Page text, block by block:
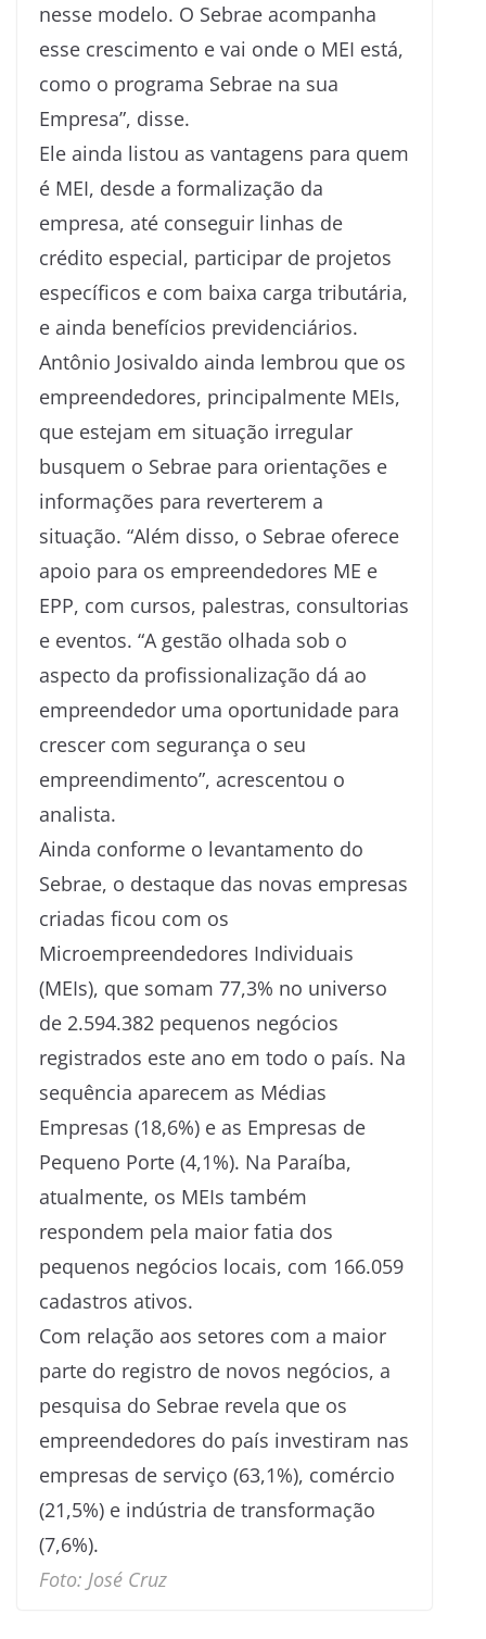
nesse modelo. O Sebrae acompanha
esse crescimento e vai onde o MEI está,
como o programa Sebrae na sua
Empresa”, disse.
Ele ainda listou as vantagens para quem
é MEI, desde a formalização da
empresa, até conseguir linhas de
crédito especial, participar de projetos
específicos e com baixa carga tributária,
e ainda benefícios previdenciários.
Antônio Josivaldo ainda lembrou que os
empreendedores, principalmente MEIs,
que estejam em situação irregular
busquem o Sebrae para orientações e
informações para reverterem a
situação. “Além disso, o Sebrae oferece
apoio para os empreendedores ME e
EPP, com cursos, palestras, consultorias
e eventos. “A gestão olhada sob o
aspecto da profissionalização dá ao
empreendedor uma oportunidade para
crescer com segurança o seu
empreendimento”, acrescentou o
analista.
Ainda conforme o levantamento do
Sebrae, o destaque das novas empresas
criadas ficou com os
Microempreendedores Individuais
(MEIs), que somam 77,3% no universo
de 2.594.382 pequenos negócios
registrados este ano em todo o país. Na
sequência aparecem as Médias
Empresas (18,6%) e as Empresas de
Pequeno Porte (4,1%). Na Paraíba,
atualmente, os MEIs também
respondem pela maior fatia dos
pequenos negócios locais, com 166.059
cadastros ativos.
Com relação aos setores com a maior
parte do registro de novos negócios, a
pesquisa do Sebrae revela que os
empreendedores do país investiram nas
empresas de serviço (63,1%), comércio
(21,5%) e indústria de transformação
(7,6%).
Foto: José Cruz